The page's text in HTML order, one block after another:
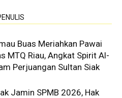
Buas Meriahkan Pawai
MTQ Riau, Angkat Spirit Al-
Perjuangan Sultan Siak
Jamin SPMB 2026, Hak